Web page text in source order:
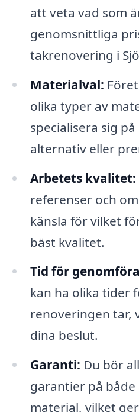
att veta vad som
genomsnittliga
takrenovering i
Materialval:
olika typer av
specialisera sig
alternativ eller
Arbetets kvalitet:
referenser och
känsla för vilket
bäst kvalitet.
Tid för
kan ha olika tider
renoveringen tar,
dina beslut.
Garanti: Du bör
garantier på
material, vilket